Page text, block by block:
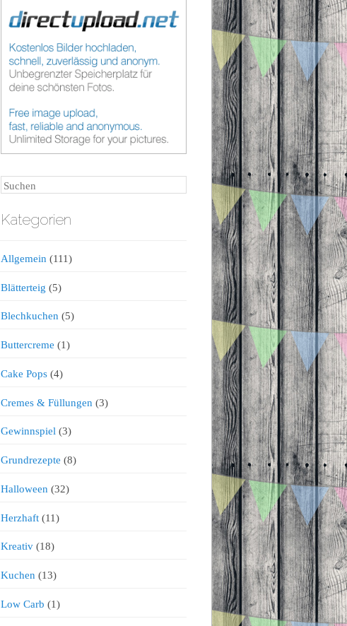
Suchen
Kategorien
Allgemein (111)
Blätterteig (5)
Blechkuchen (5)
Buttercreme (1)
Cake Pops(4)
Cremes & Füllungen (3)
Gewinnspiel(3)
Grundrezepte (8)
Halloween (32)
Herzhaft(11)
Kreativ(18)
Kuchen (13)
Low Carb (1)